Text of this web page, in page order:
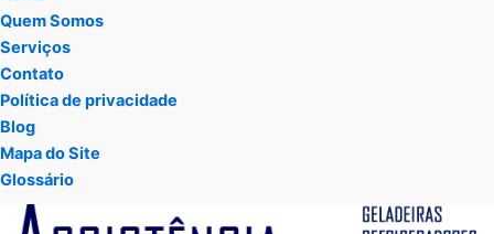
Quem Somos
Serviços
Contato
Política de privacidade
Blog
Mapa do Site
Glossário
Tocador